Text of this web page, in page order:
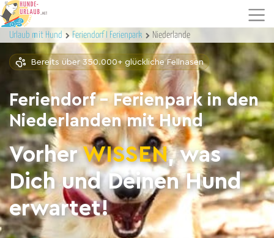
Urlaub mit Hund Feriendorf I Ferienpark Niederlande
Bereits über 350.000+ glückliche Fellnasen
Feriendorf - Ferienpark in den
Niederlanden mit Hund
VorherWISSEN, was
Dich und Deinen Hund
erwartet!